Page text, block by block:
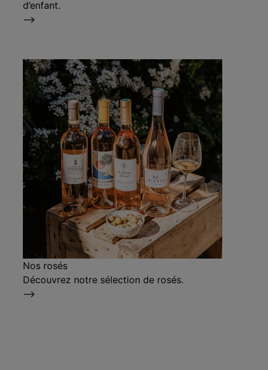
d’enfant.
⟶
Nos rosés
Découvrez notre sélection de rosés.
⟶